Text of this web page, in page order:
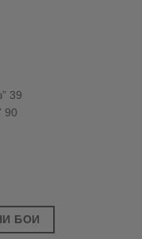
39
90
БОИ